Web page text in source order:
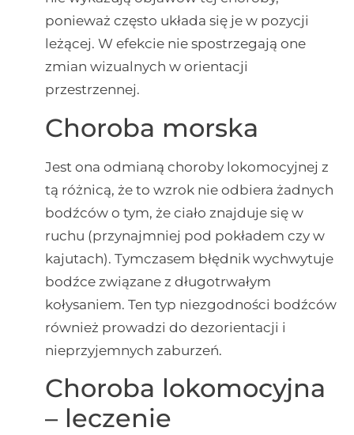
ponieważ często układa się je w pozycji
leżącej. W efekcie nie spostrzegają one
zmian wizualnych w orientacji
przestrzennej.
Choroba morska
Jest ona odmianą choroby lokomocyjnej z
tą różnicą, że to wzrok nie odbiera żadnych
bodźców o tym, że ciało znajduje się w
ruchu (przynajmniej pod pokładem czy w
kajutach). Tymczasem błędnik wychwytuje
bodźce związane z długotrwałym
kołysaniem. Ten typ niezgodności bodźców
również prowadzi do dezorientacji i
nieprzyjemnych zaburzeń.
Choroba lokomocyjna
– leczenie